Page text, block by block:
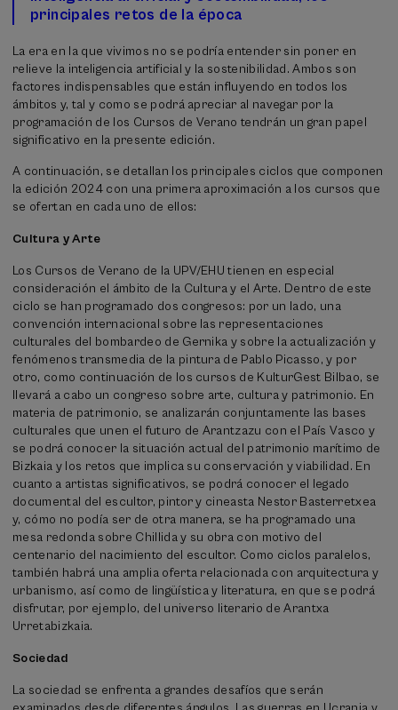
principales retos de la época
La era en la que vivimos no se podría entender sin poner en
relieve la inteligencia artificial y la sostenibilidad. Ambos son
factores indispensables que están influyendo en todos los
ámbitos y, tal y como se podrá apreciar al navegar por la
programación de los Cursos de Verano tendrán un gran papel
significativo en la presente edición.
A continuación, se detallan los principales ciclos que componen
la edición 2024 con una primera aproximación a los cursos que
se ofertan en cada uno de ellos:
Cultura y Arte
Los Cursos de Verano de la UPV/EHU tienen en especial
consideración el ámbito de la Cultura y el Arte. Dentro de este
ciclo se han programado dos congresos: por un lado, una
convención internacional sobre las representaciones
culturales del bombardeo de Gernika y sobre la actualización y
fenómenos transmedia de la pintura de Pablo Picasso, y por
otro, como continuación de los cursos de KulturGest Bilbao, se
llevará a cabo un congreso sobre arte, cultura y patrimonio. En
materia de patrimonio, se analizarán conjuntamente las bases
culturales que unen el futuro de Arantzazu con el País Vasco y
se podrá conocer la situación actual del patrimonio marítimo de
Bizkaia y los retos que implica su conservación y viabilidad. En
cuanto a artistas significativos, se podrá conocer el legado
documental del escultor, pintor y cineasta Nestor Basterretxea
y, cómo no podía ser de otra manera, se ha programado una
mesa redonda sobre Chillida y su obra con motivo del
centenario del nacimiento del escultor. Como ciclos paralelos,
también habrá una amplia oferta relacionada con arquitectura y
urbanismo, así como de lingüística y literatura, en que se podrá
disfrutar, por ejemplo, del universo literario de Arantxa
Urretabizkaia.
Sociedad
La sociedad se enfrenta a grandes desafíos que serán